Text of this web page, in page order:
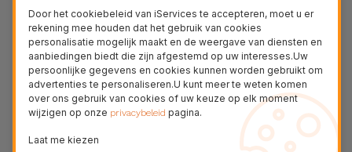
15, 14, 13, 12 onder meer en het nieuwste model
van de Apple, deiPhone 16eniPhone 17.
Drie-laagse bescherming met de
siliconen kappen
Onze iPhone siliconen hoesjes hebben een
Door het cookiebeleid van iServices te accepteren, moet u er
rekening mee houden dat het gebruik van cookies
personalisatie mogelijk maakt en de weergave van diensten en
aanbiedingen biedt die zijn afgestemd op uw interesses.Uw
persoonlijke gegevens en cookies kunnen worden gebruikt om
advertenties te personaliseren.U kunt meer te weten komen
over ons gebruik van cookies of uw keuze op elk moment
wijzigen op onze privacybeleid pagina.
Laat me kiezen